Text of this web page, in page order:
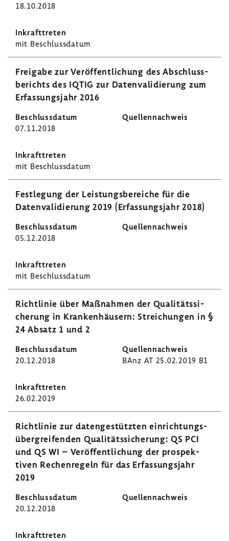
18.10.2018
mit Beschluss­datum
Frei­gabe zur Veröf­fent­li­chung des Abschluss­
be­richts des IQTIG zur Daten­va­li­die­rung zum
Erfas­sungs­jahr 2016
07.11.2018
mit Beschluss­datum
Fest­le­gung der Leis­tungs­be­reiche für die
Daten­va­li­die­rung 2019 (Erfas­sungs­jahr 2018)
05.12.2018
mit Beschluss­datum
Richt­linie über Maßnahmen der Quali­täts­si­
che­rung in Kran­ken­häu­sern: Strei­chungen in §
24 Absatz 1 und 2
20.12.2018 BAnz AT 25.02.2019 B1
26.02.2019
Richt­linie zur daten­ge­stützten einrich­tungs­
über­grei­fenden Quali­täts­si­che­rung: QS PCI
und QS WI – Veröf­fent­li­chung der prospek­
tiven Rechen­re­geln für das Erfas­sungs­jahr
2019
20.12.2018